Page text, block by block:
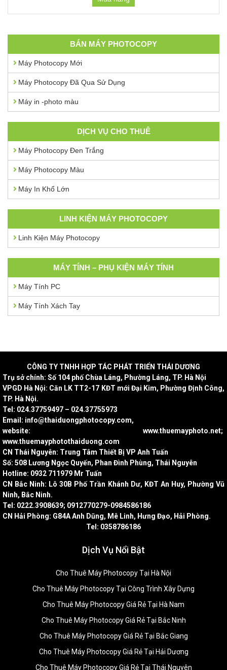
BÁN MÁY PHOTOCOPY
Máy Photocopy Mới
Máy Photocopy Đã Qua Sử Dụng
Máy in -photo màu
DỊCH VỤ CHO THUÊ
Máy Photocopy Đen Trắng
Máy Photocopy Màu
Máy In Khổ Lớn
LINH KIỆN MÁY PHOTOCOPY
Linh Kiện Máy Photocopy
MÁY TÍNH – PHỤ KIỆN MÁY TÍNH
Máy Tính PC
Máy Tính Xách Tay
CÔNG TY TNHH HỢP TÁC PHÁT TRIỂN THÁI DƯƠNG
Trụ sở chính: Số 104 phố Chùa Láng, Phường Láng, TP. Hà Nội
VPGD Hà Nội: Căn LK TT2-17 KĐT mới Đại Kim, Phường Định Công,
TP. Hà Nội.
Tel: 024.37759497 – 024.37755973
Email: info@thaiduongphotocopy.com,
website: www.thuemayphoto.net;
www.thuemayphotothaiduong.com
CN Thái Nguyên: Trung Tâm Thiết Bị VP Anh Tuấn
Số: 508 Lương Ngọc Quyến, Phan Đình Phùng, Thái Nguyên
Hotline: 0932 711979 Mr Tuấn
CN Bắc Ninh: Lô 30B Phố Trần Khánh Dư, KĐT An Huy, Phường Vũ
Ninh, Bắc Ninh.
Tel: 0222.3908639; 0912770279-0984586186
CN Hải Phòng: G84A Anh Dũng, Mê Linh, Hưng Đạo, Hải Phòng.
Tel: 0358786186
Dịch Vụ Nổi Bật
Cho Thuê Máy Photocopy Tại Hà Nội
Cho Thuê Máy Photocopy Tại Công Trình Xây Dựng
Cho Thuê Máy Photocopy Giá Rẻ Tại Hà Nam
Cho Thuê Máy Photocopy Giá Rẻ Tại Bắc Ninh
Cho Thuê Máy Photocopy Giá Rẻ Tại Bắc Giang
Cho Thuê Máy Photocopy Giá Rẻ Tại Hải Dương
Cho Thuê Máy Photocopy Giá Rẻ Tại Thái Nguyên